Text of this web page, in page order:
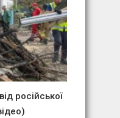
російської